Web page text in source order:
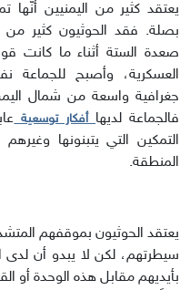
يعتقد كثير من اليمنيين أنّها
بصلة. فقد الحوثيون كثير
صعدة الستة أثناء ما كانت
العسكرية، وأصبح
جغرافية واسعة من شمال
فالجماعة لديها أفكار توسعية
التمكين التي يتبنونها
المنطقة.
يعتقد الحوثيون بموقفهم
سيطرتهم، لكن لا يبدو أن لدى
بأيديهم مقابل هذه الوحدة أو